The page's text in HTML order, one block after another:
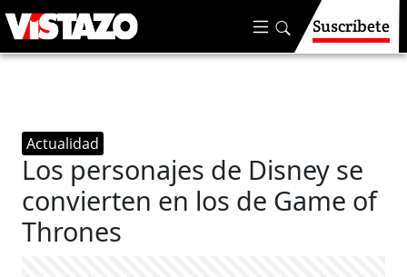
Suscríbete
Actualidad
Los personajes de Disney se
convierten en los de Game of
Thrones